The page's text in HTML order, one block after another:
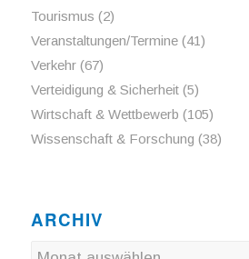
Tourismus (2)
Veranstaltungen/Termine(41)
Verkehr(67)
Verteidigung & Sicherheit(5)
Wirtschaft & Wettbewerb (105)
Wissenschaft & Forschung (38)
ARCHIV